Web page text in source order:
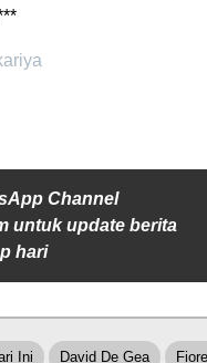
Channel
untuk update berita
hari
Ini David De Gea